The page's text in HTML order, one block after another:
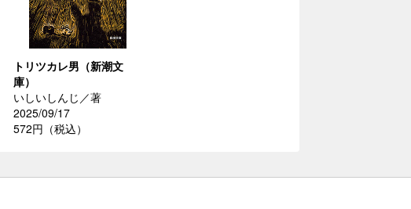
トリツカレ男（新潮文
庫）
いしいしんじ／著
2025/09/17
572円（税込）